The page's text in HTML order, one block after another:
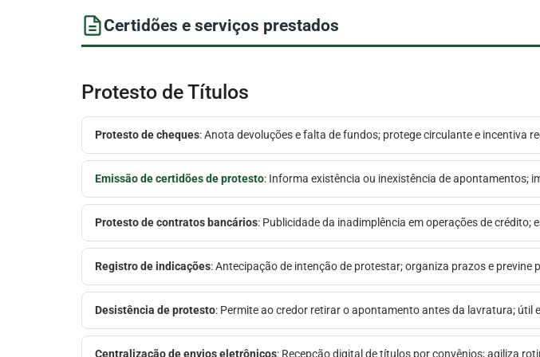
Certidões e serviços prestados
Protesto de Títulos
Protesto de cheques: Anota devoluções e falta de fundos; protege circulante e incentiva
Emissão de certidões de protesto: Informa existência ou inexistência de apontamentos;
Protesto de contratos bancários: Publicidade da inadimplência em operações de crédito;
Registro de indicações: Antecipação de intenção de protestar; organiza prazos e previne
Desistência de protesto: Permite ao credor retirar o apontamento antes da lavratura; útil
Centralização de envios eletrônicos: Recepção digital de títulos por convênios; agiliza